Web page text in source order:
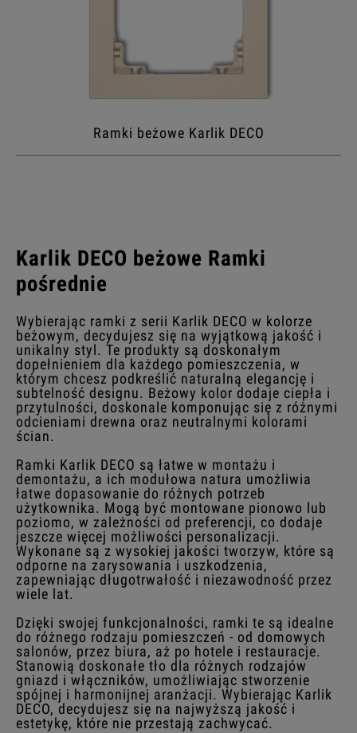
Ramki beżowe Karlik DECO
Karlik DECO beżowe Ramki
pośrednie
Wybierając ramki z serii Karlik DECO w kolorze
beżowym, decydujesz się na wyjątkową jakość i
unikalny styl. Te produkty są doskonałym
dopełnieniem dla każdego pomieszczenia, w
którym chcesz podkreślić naturalną elegancję i
subtelność designu. Beżowy kolor dodaje ciepła i
przytulności, doskonale komponując się z różnymi
odcieniami drewna oraz neutralnymi kolorami
ścian.
Ramki Karlik DECO są łatwe w montażu i
demontażu, a ich modułowa natura umożliwia
łatwe dopasowanie do różnych potrzeb
użytkownika. Mogą być montowane pionowo lub
poziomo, w zależności od preferencji, co dodaje
jeszcze więcej możliwości personalizacji.
Wykonane są z wysokiej jakości tworzyw, które są
odporne na zarysowania i uszkodzenia,
zapewniając długotrwałość i niezawodność przez
wiele lat.
Dzięki swojej funkcjonalności, ramki te są idealne
do różnego rodzaju pomieszczeń - od domowych
salonów, przez biura, aż po hotele i restauracje.
Stanowią doskonałe tło dla różnych rodzajów
gniazd i włączników, umożliwiając stworzenie
spójnej i harmonijnej aranżacji. Wybierając Karlik
DECO, decydujesz się na najwyższą jakość i
estetykę, które nie przestają zachwycać.